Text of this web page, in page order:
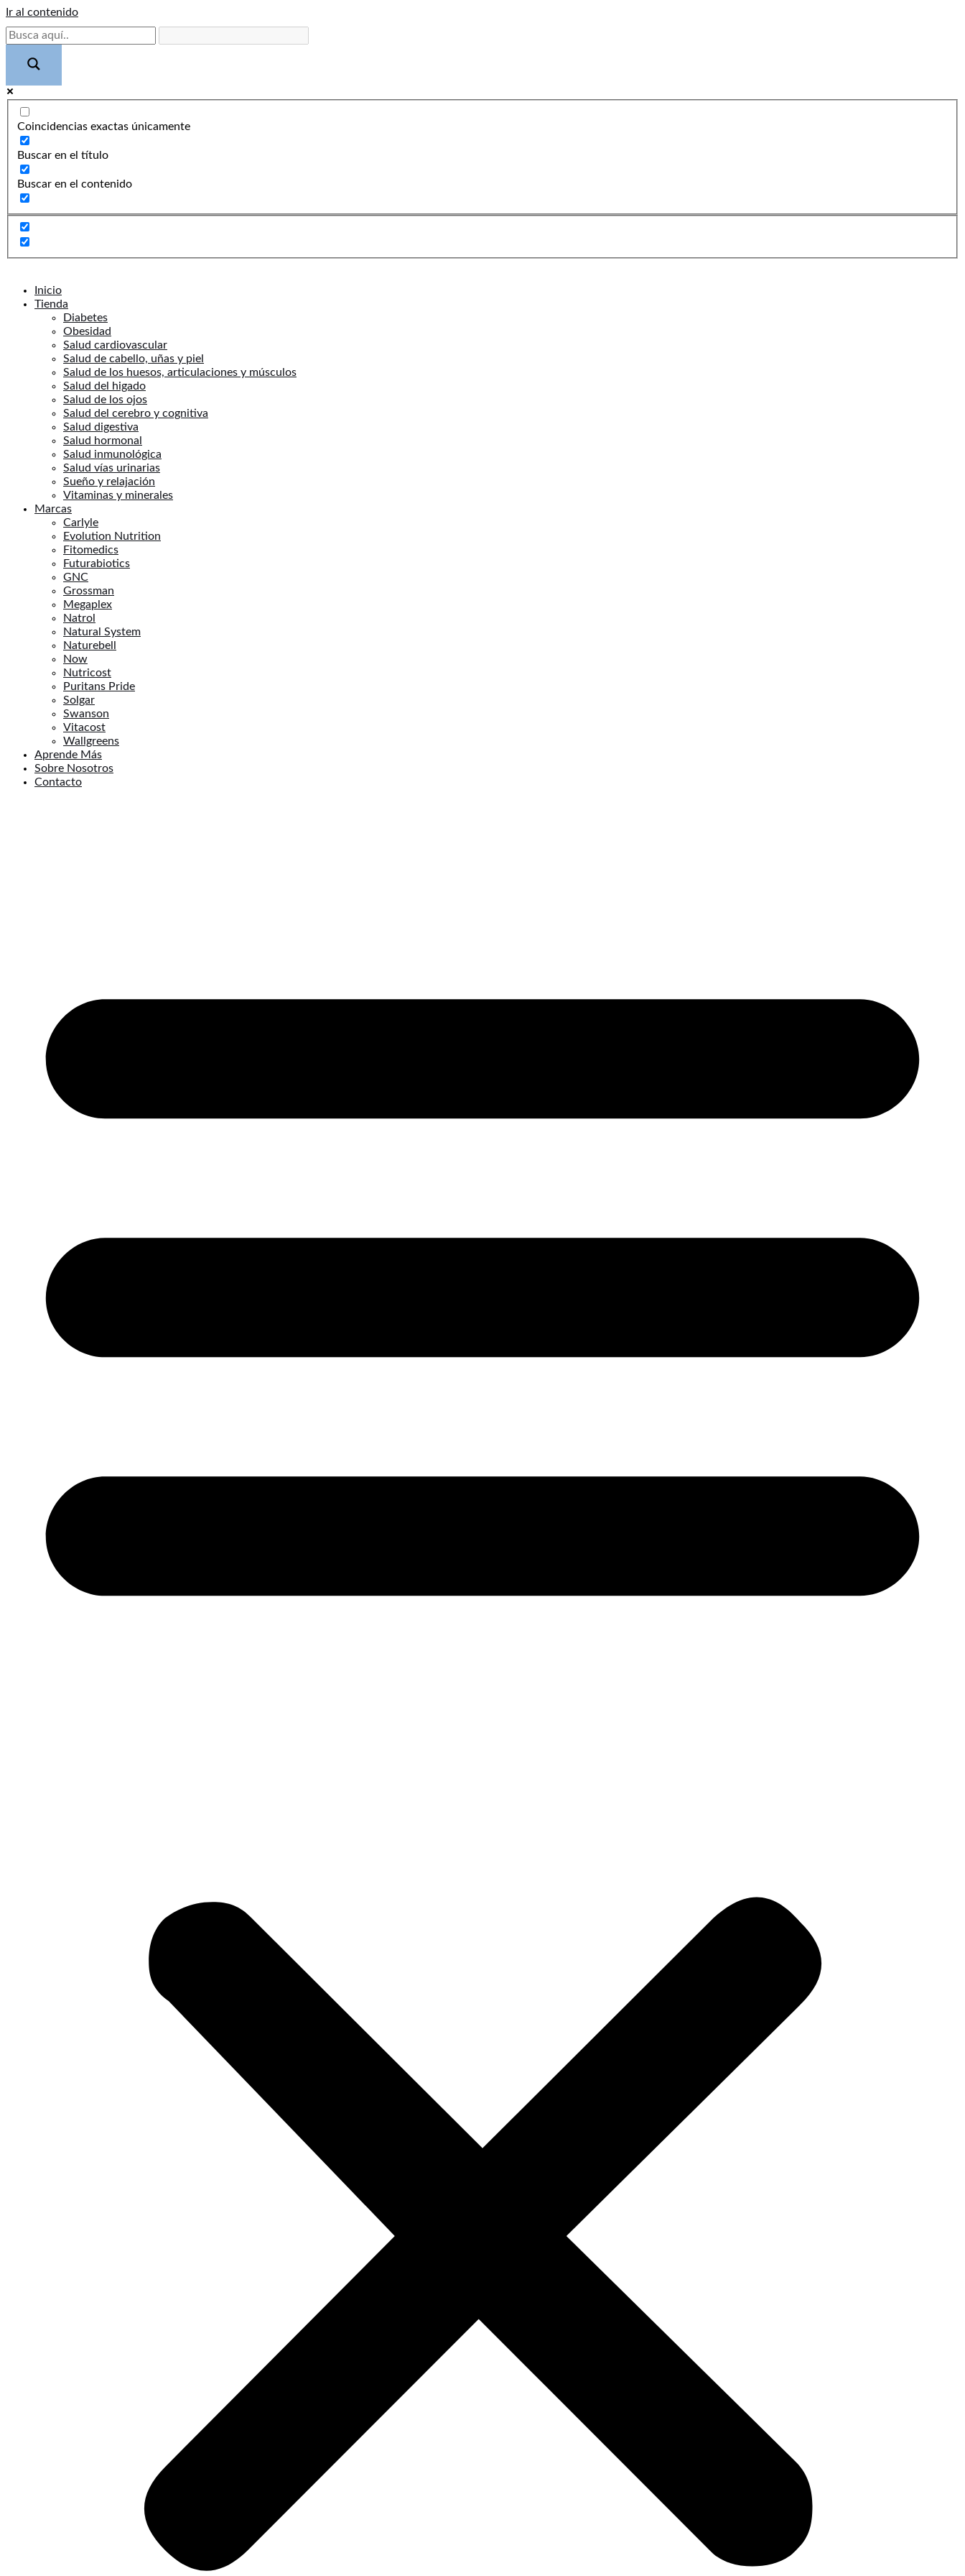
Ir al contenido
Coincidencias exactas únicamente
Buscar en el título
Buscar en el contenido
Inicio
Tienda
Diabetes
Obesidad
Salud cardiovascular
Salud de cabello, uñas y piel
Salud de los huesos, articulaciones y músculos
Salud del higado
Salud de los ojos
Salud del cerebro y cognitiva
Salud digestiva
Salud hormonal
Salud inmunológica
Salud vías urinarias
Sueño y relajación
Vitaminas y minerales
Marcas
Carlyle
Evolution Nutrition
Fitomedics
Futurabiotics
GNC
Grossman
Megaplex
Natrol
Natural System
Naturebell
Now
Nutricost
Puritans Pride
Solgar
Swanson
Vitacost
Wallgreens
Aprende Más
Sobre Nosotros
Contacto